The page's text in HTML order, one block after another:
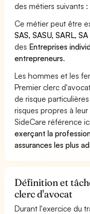
des métiers suivants :
Ce métier peut être
SAS, SASU, SARL,
des Entreprises
entrepreneurs.
Les hommes et les
Premier clerc
de risque
risques propres à leur
SideCare référence
exerçant la
assurances les plus
Définition et
clerc d'avocat
Durant l'exercice du